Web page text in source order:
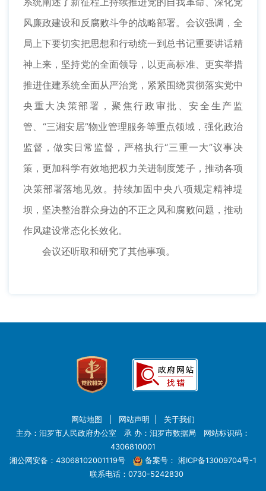
风廉政建设和反腐败斗争的战略部署。会议强调，全
局上下要切实把思想和行动统一到总书记重要讲话精
神上来，坚持党的全面领导，以更高标准、更实举措
推进住建系统全面从严治党，紧紧围绕贯彻落实党中
央重大决策部署，聚焦行政审批、安全生产监
管、“三湘安居”物业管理服务等重点领域，强化政治
监督，做实日常监督，严格执行“三重一大”议事决
策，更加科学有效地把权力关进制度笼子，推动各项
决策部署落地见效。持续加固中央八项规定精神堤
坝，坚决整治群众身边的不正之风和腐败问题，推动
作风建设常态化长效化。
会议还听取和研究了其他事项。
网站地图 网站声明
关于我们
主办：汨罗市人民政府办公室 承 办：汨罗市数据局 网站标识码：
4306810001
湘公网安备：43068102001119号
备案号： 湘ICP备13009704号-1
联系电话：0730-5242830